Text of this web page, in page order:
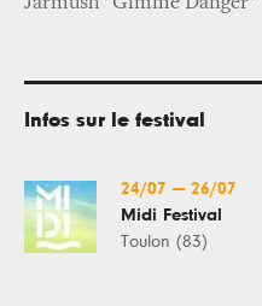
Infos sur le festival
24/07 — 26/07
Midi Festival
Toulon (83)